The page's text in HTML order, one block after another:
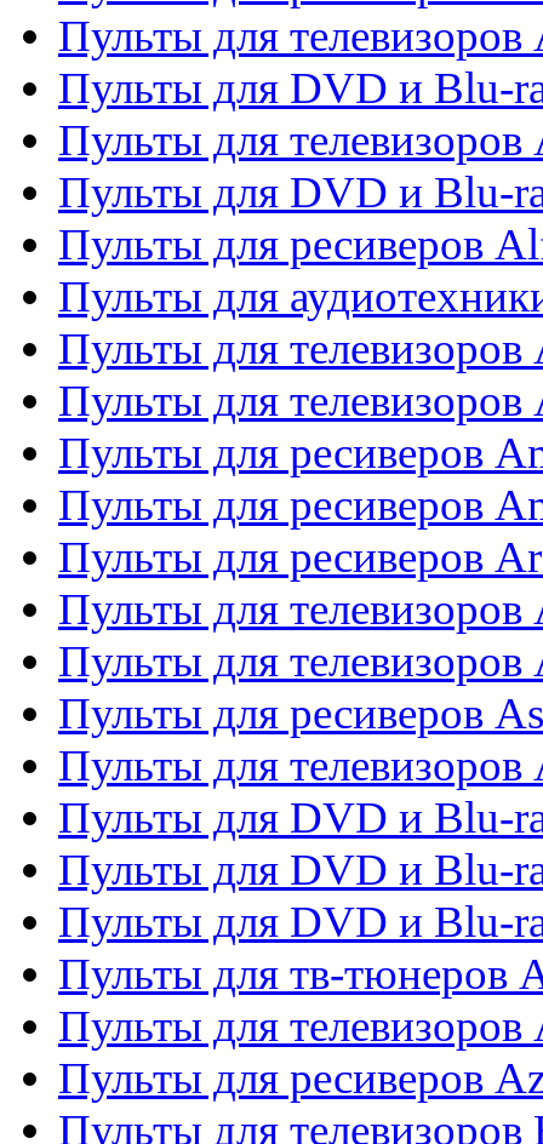
Пульты для телевизоров
Пульты для DVD и Blu-
Пульты для
Пульты для DVD и Blu-
Пульты для ресиверов
Пульты для
Пульты для
Пульты для
Пульты для ресиверов
Пульты для ресиверов
Пульты для ресиверов
Пульты для
Пульты для телевизоров
Пульты для ресиверов
Пульты для телевизоров
Пульты для DVD и Blu-
Пульты для DVD и Blu-
Пульты для DVD и Blu-
Пульты для тв-тюнеров
Пульты для телевизоров
Пульты для ресиверов
Пульты для